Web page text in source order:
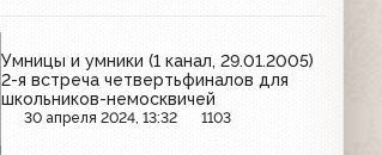
Умницы и умники (1 канал, 29.01.2005)
2-я встреча четвертьфиналов для
школьников-немосквичей
30 апреля 2024, 13:32 1103